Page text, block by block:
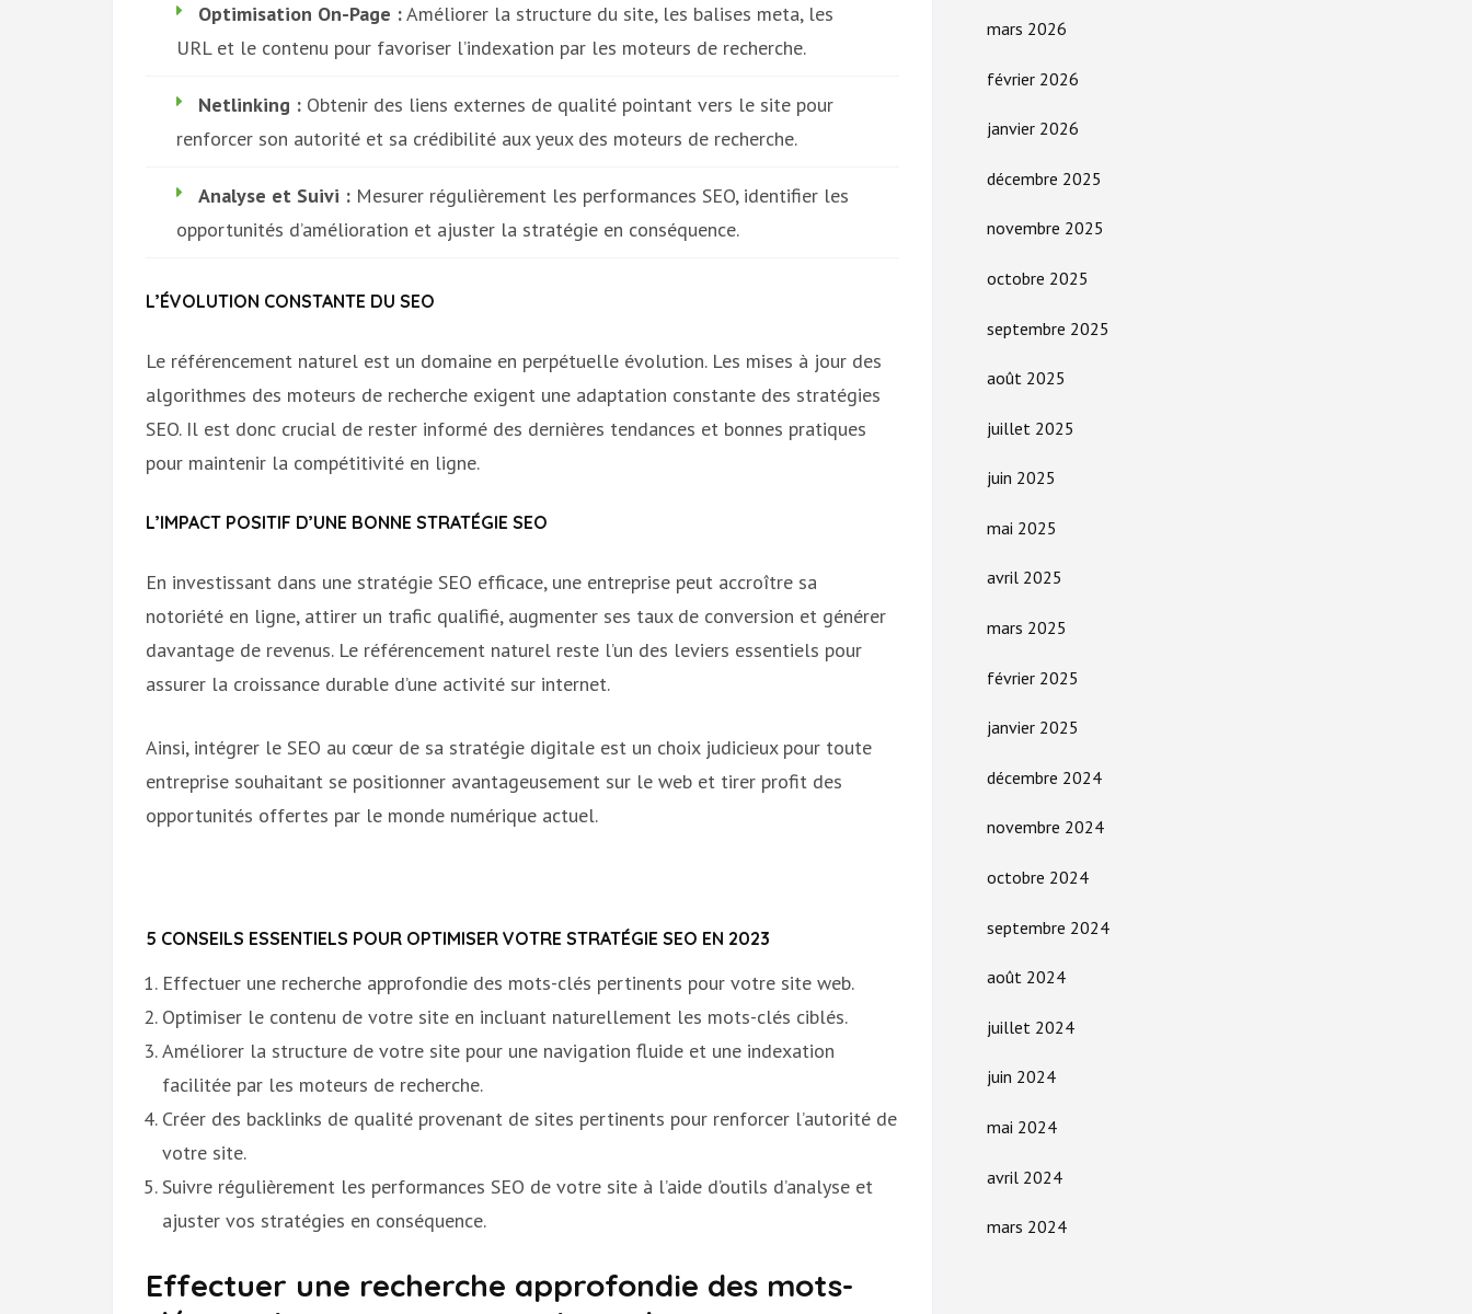
Optimisation On-Page :Améliorer la structure du site, les balises meta, les
URL et le contenu pour favoriser l’indexation par les moteurs de recherche.
Netlinking : Obtenir des liens externes de qualité pointant vers le site pour
renforcer son autorité et sa crédibilité aux yeux des moteurs de recherche.
Analyse et Suivi : Mesurer régulièrement les performances SEO, identifier les
opportunités d’amélioration et ajuster la stratégie en conséquence.
L’ÉVOLUTION CONSTANTE DU SEO
Le référencement naturel est un domaine en perpétuelle évolution. Les mises à jour des
algorithmes des moteurs de recherche exigent une adaptation constante des stratégies
SEO. Il est donc crucial de rester informé des dernières tendances et bonnes pratiques
pour maintenir la compétitivité en ligne.
L’IMPACT POSITIF D’UNE BONNE STRATÉGIE SEO
En investissant dans une stratégie SEO efficace, une entreprise peut accroître sa
notoriété en ligne, attirer un trafic qualifié, augmenter ses taux de conversion et générer
davantage de revenus. Le référencement naturel reste l’un des leviers essentiels pour
assurer la croissance durable d’une activité sur internet.
Ainsi, intégrer le SEO au cœur de sa stratégie digitale est un choix judicieux pour toute
entreprise souhaitant se positionner avantageusement sur le web et tirer profit des
opportunités offertes par le monde numérique actuel.
5 CONSEILS ESSENTIELS POUR OPTIMISER VOTRE STRATÉGIE SEO EN 2023
Effectuer une recherche approfondie des mots-clés pertinents pour votre site web.
Optimiser le contenu de votre site en incluant naturellement les mots-clés ciblés.
Améliorer la structure de votre site pour une navigation fluide et une indexation
facilitée par les moteurs de recherche.
Créer des backlinks de qualité provenant de sites pertinents pour renforcer l’autorité de
votre site.
Suivre régulièrement les performances SEO de votre site à l’aide d’outils d’analyse et
ajuster vos stratégies en conséquence.
Effectuer une recherche approfondie des mots-
mars 2026
février 2026
janvier 2026
décembre 2025
novembre 2025
octobre 2025
septembre 2025
août 2025
juillet 2025
juin 2025
mai 2025
avril 2025
mars 2025
février 2025
janvier 2025
décembre 2024
novembre 2024
octobre 2024
septembre 2024
août 2024
juillet 2024
juin 2024
mai 2024
avril 2024
mars 2024